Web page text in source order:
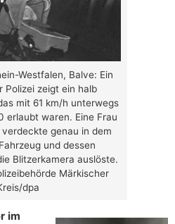
Westfalen, Balve: Ein
Polizei zeigt ein halb
mit 61 km/h unterwegs
erlaubt waren. Eine Frau
genau in dem
und dessen
Blitzerkamera auslöste.
Märkischer
dpa
im